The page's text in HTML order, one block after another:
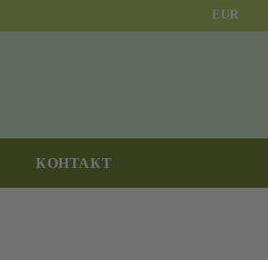
EUR
КОНТАКТ